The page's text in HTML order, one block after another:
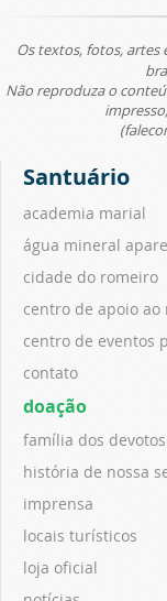
Os textos, fotos, artes
Não reproduza o
Santuário
academia marial
água mineral
cidade do romeiro
centro de apoio ao
centro de eventos
contato
doação
família dos devotos
história de nossa
imprensa
locais turísticos
loja oficial